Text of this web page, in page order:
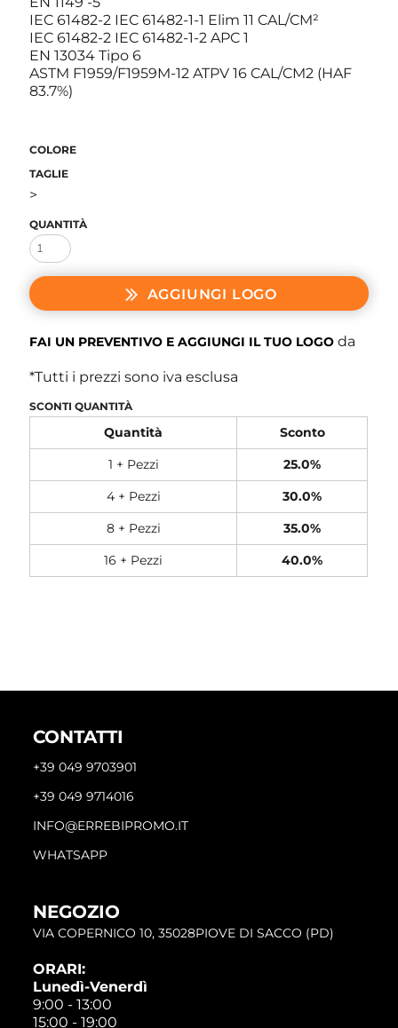
IEC 61482-2 IEC 61482-1-1 Elim 11 CAL/CM²
IEC 61482-2 IEC 61482-1-2 APC 1
EN 13034 Tipo 6
ASTM F1959/F1959M-12 ATPV 16 CAL/CM2 (HAF
83.7%)
COLORE
TAGLIE
>
QUANTITÀ
AGGIUNGI LOGO
FAI UN PREVENTIVO E AGGIUNGI IL TUO LOGO da
*Tutti i prezzi sono iva esclusa
SCONTI QUANTITÀ
Quantità
Sconto
1 + Pezzi
25.0%
4 + Pezzi
30.0%
8 + Pezzi
35.0%
16 + Pezzi
40.0%
CONTATTI
+39 049 9703901
+39 049 9714016
INFO@ERREBIPROMO.IT
WHATSAPP
NEGOZIO
VIA COPERNICO 10, 35028PIOVE DI SACCO (PD)
ORARI:
Lunedì-Venerdì
9:00 - 13:00
15:00 - 19:00